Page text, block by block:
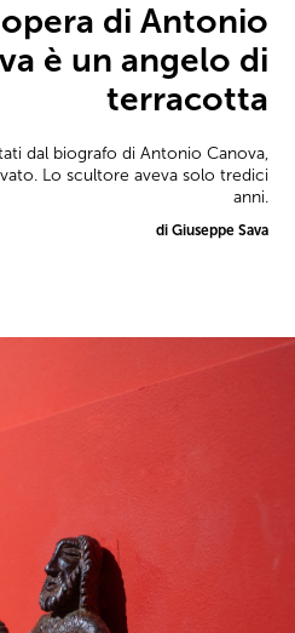
di Antonio
è un angelo di
terracotta
dal biografo di Antonio Canova,
Lo scultore aveva solo tredici
anni.
di Giuseppe Sava